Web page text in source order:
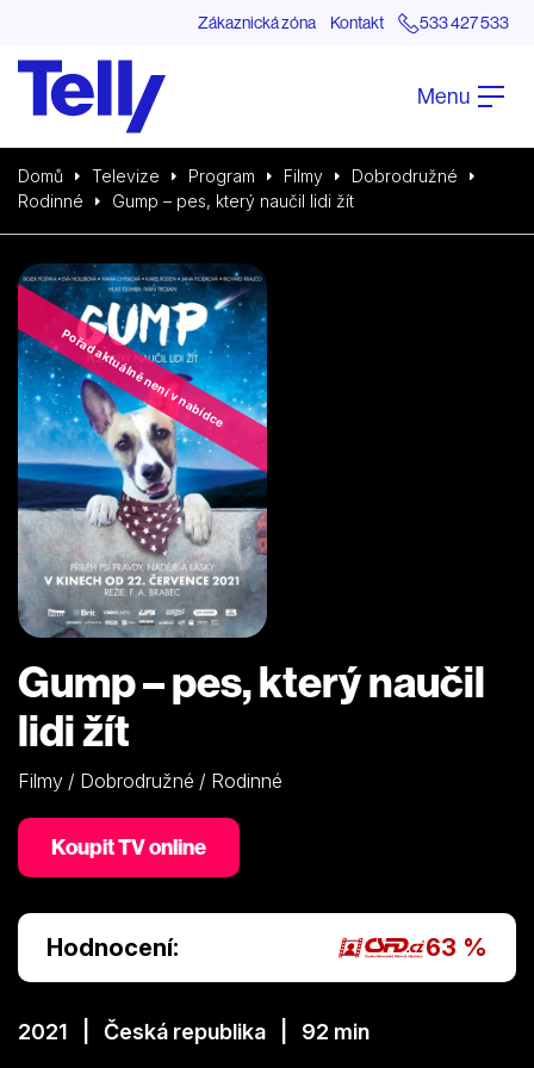
Zákaznická zóna Kontakt 533 427 533
Menu
Domů Televize Program Filmy
Dobrodružné
Rodinné
Gump – pes, který naučil lidi žít
Pořad aktuálně není v nabídce
Gump – pes, který naučil
lidi žít
Filmy / Dobrodružné / Rodinné
Koupit TV online
Hodnocení: 63 %
2021 | Česká republika | 92 min